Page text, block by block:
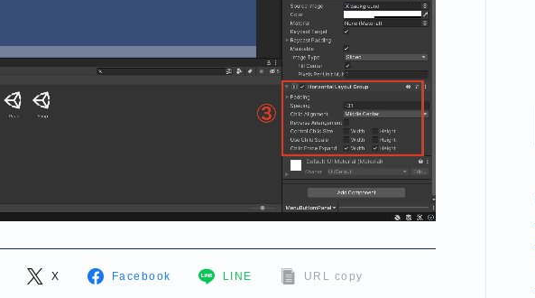
X Facebook LINE URL copy